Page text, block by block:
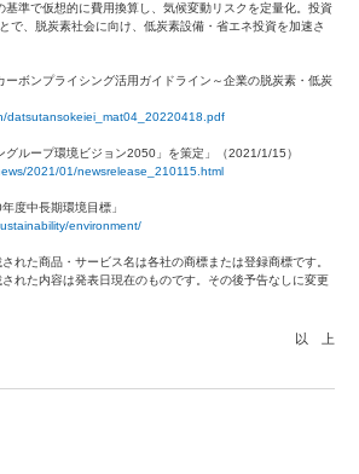
基準で仮想的に費用換算し、気候変動リスクを定量化。投資
で、脱炭素社会に向け、低炭素設備・省エネ投資を加速さ
ボンプライシング活用ガイドライン～企業の脱炭素・低炭
datsutansokeiei_mat04_20220418.pdf
ループ環境ビジョン2050」を策定」（2021/1/15）
2021/01/newsrelease_210115.html
度中長期環境目標」
environment/
れた商品・サービス名は各社の商標または登録商標です。
れた内容は発表日現在のものです。その後予告なしに変更
以 上